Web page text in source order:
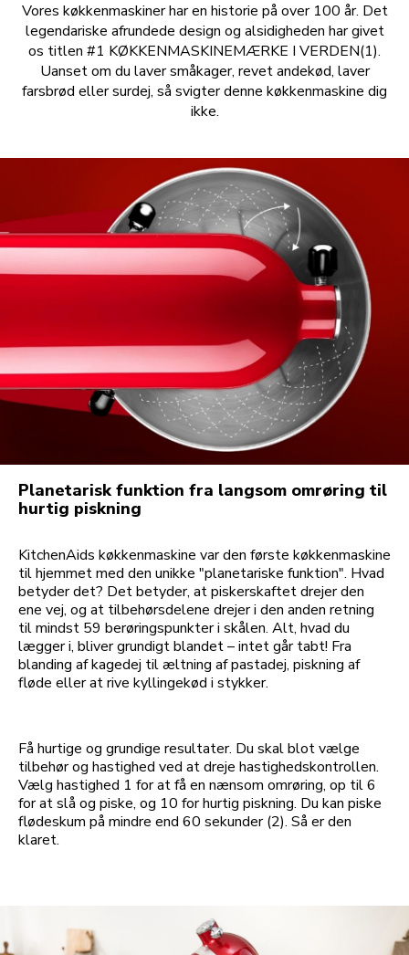
Vores køkkenmaskiner har en historie på over 100 år. Det
legendariske afrundede design og alsidigheden har givet
os titlen #1 KØKKENMASKINEMÆRKE I VERDEN(1).
Uanset om du laver småkager, revet andekød, laver
farsbrød eller surdej, så svigter denne køkkenmaskine dig
ikke.
Planetarisk funktion fra langsom omrøring til
hurtig piskning
KitchenAids køkkenmaskine var den første køkkenmaskine
til hjemmet med den unikke "planetariske funktion". Hvad
betyder det? Det betyder, at piskerskaftet drejer den
ene vej, og at tilbehørsdelene drejer i den anden retning
til mindst 59 berøringspunkter i skålen. Alt, hvad du
lægger i, bliver grundigt blandet – intet går tabt! Fra
blanding af kagedej til æltning af pastadej, piskning af
fløde eller at rive kyllingekød i stykker.
Få hurtige og grundige resultater. Du skal blot vælge
tilbehør og hastighed ved at dreje hastighedskontrollen.
Vælg hastighed 1 for at få en nænsom omrøring, op til 6
for at slå og piske, og 10 for hurtig piskning. Du kan piske
flødeskum på mindre end 60 sekunder (2). Så er den
klaret.